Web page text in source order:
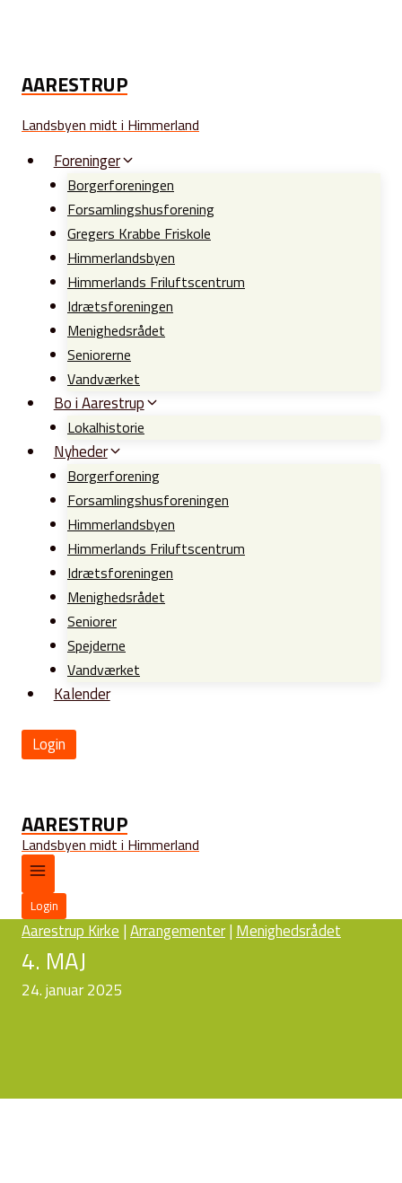
AARESTRUP
Landsbyen midt i Himmerland
Foreninger
Borgerforeningen
Forsamlingshusforening
Gregers Krabbe Friskole
Himmerlandsbyen
Himmerlands Friluftscentrum
Idrætsforeningen
Menighedsrådet
Seniorerne
Vandværket
Bo i Aarestrup
Lokalhistorie
Nyheder
Borgerforening
Forsamlingshusforeningen
Himmerlandsbyen
Himmerlands Friluftscentrum
Idrætsforeningen
Menighedsrådet
Seniorer
Spejderne
Vandværket
Kalender
Login
AARESTRUP
Landsbyen midt i Himmerland
Login
Aarestrup Kirke |Arrangementer| Menighedsrådet
4. MAJ
24. januar 2025